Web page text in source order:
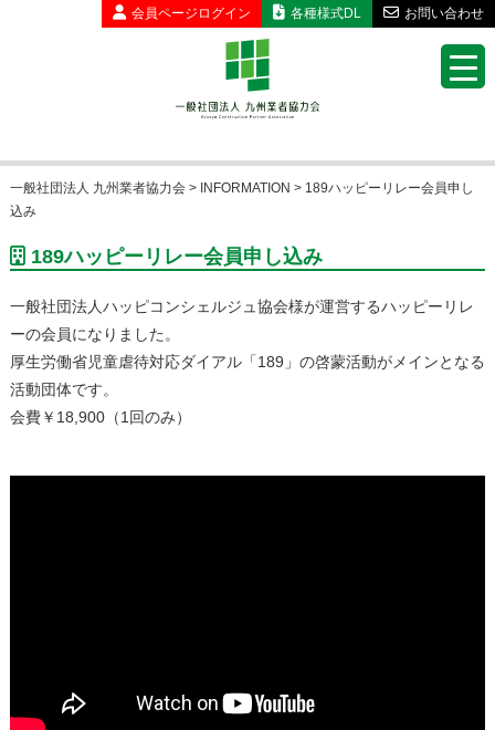
会員ページ ログイン 各種様式DL お問い合わせ
一般社団法人 九州業者協力会> INFORMATION > 189ハッピーリレー会員申し
込み
189ハッピーリレー会員申し込み
一般社団法人ハッピコンシェルジュ協会様が運営するハッピーリレ
ーの会員になりました。
厚生労働省児童虐待対応ダイアル「189」の啓蒙活動がメインとなる
活動団体です。
会費￥18,900（1回のみ）